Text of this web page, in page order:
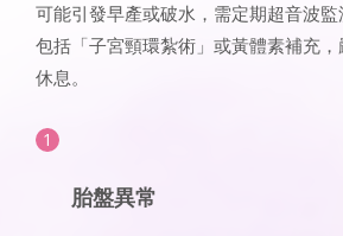
可能引發早產或破水，需定期超音波
包括「子宮頸環紮術」或黃體素補充
休息。
胎盤異常